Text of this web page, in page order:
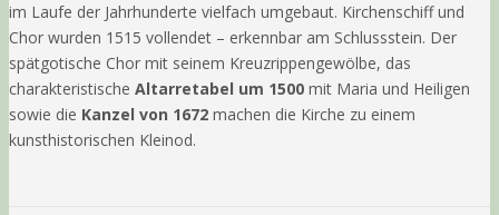
im Laufe der Jahrhunderte vielfach umgebaut. Kirchenschiff und
Chor wurden 1515 vollendet – erkennbar am Schlussstein. Der
spätgotische Chor mit seinem Kreuzrippengewölbe, das
charakteristische Altarretabel um 1500 mit Maria und Heiligen
sowie die Kanzel von 1672 machen die Kirche zu einem
kunsthistorischen Kleinod.